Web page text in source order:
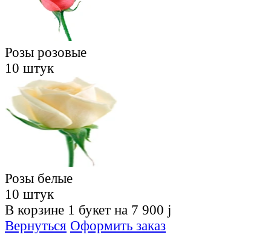
Розы розовые
10 штук
Розы белые
10 штук
В корзине 1 букет на 7 900 j
Вернуться Оформить заказ